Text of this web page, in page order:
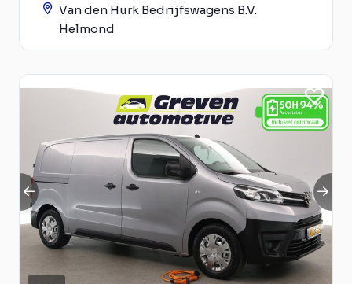
Van den Hurk Bedrijfswagens B.V.
Helmond